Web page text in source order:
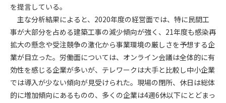
を提言している。
主な分析結果によると、2020年度の経営面では、特に民間工
事が大部分を占める建築工事の減少傾向が強く、21年度も感染再
拡大の懸念や受注競争の激化から事業環境の厳しさを予想する企
業が目立った。労働面については、オンライン会議は全体的に有
効性を感じる企業が多いが、テレワークは大手と比較し中小企業
では導入が少ない傾向が見受けられた。現場の閉所、休日は総体
的に増加傾向にあるものの、多くの企業は4週6休以下にとどまっ
ちに全ての会員が了承したものとみなします。
第4条（会員審査および資格の取り消し）
会員とは、本規約を承諾の上、所定の会員申込手続きを完了
後、管理者がこれを承認した者をいいます。
第4条（会員の定義と登録）
1. 管理者は前条により審査の結果、会員申込みをした者が以下
の何れかの項目に該当することがわかった場合、その者の会